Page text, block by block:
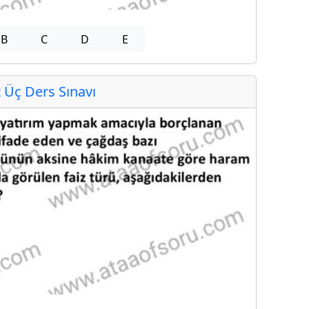
B C D E
Ders Sınavı